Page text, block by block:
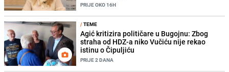
PRIJE OKO 16H
/TEME
Agić kritizira političare u Bugojnu: Zbog
straha od HDZ-a niko Vučiću nije rekao
istinu o Čipuljiću
PRIJE 2 DANA